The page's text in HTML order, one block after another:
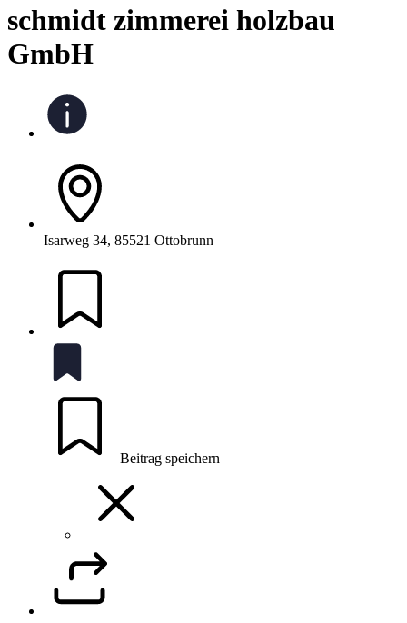
schmidt zimmerei holzbau
GmbH
Isarweg 34, 85521 Ottobrunn
Beitrag speichern